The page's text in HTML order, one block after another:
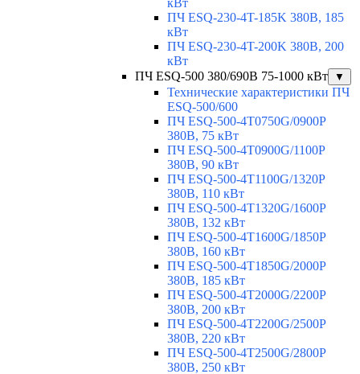
кВт
ПЧ ESQ-230-4T-185K 380В, 185
кВт
ПЧ ESQ-230-4T-200K 380В, 200
кВт
ПЧ ESQ-500 380/690В 75-1000 кВт
▼
Технические характеристики ПЧ
ESQ-500/600
ПЧ ESQ-500-4T0750G/0900P
380В, 75 кВт
ПЧ ESQ-500-4T0900G/1100P
380В, 90 кВт
ПЧ ESQ-500-4T1100G/1320P
380В, 110 кВт
ПЧ ESQ-500-4T1320G/1600P
380В, 132 кВт
ПЧ ESQ-500-4T1600G/1850P
380В, 160 кВт
ПЧ ESQ-500-4T1850G/2000P
380В, 185 кВт
ПЧ ESQ-500-4T2000G/2200P
380В, 200 кВт
ПЧ ESQ-500-4T2200G/2500P
380В, 220 кВт
ПЧ ESQ-500-4T2500G/2800P
380В, 250 кВт